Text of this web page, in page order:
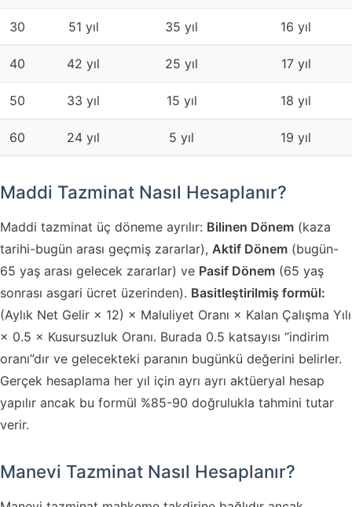
30 51 yıl 35 yıl 16 yıl
40 42 yıl 25 yıl 17 yıl
50 33 yıl 15 yıl 18 yıl
60 24 yıl 5 yıl 19 yıl
Maddi Tazminat Nasıl Hesaplanır?
Maddi tazminat üç döneme ayrılır: Bilinen Dönem (kaza
tarihi-bugün arası geçmiş zararlar), Aktif Dönem (bugün-
65 yaş arası gelecek zararlar) ve Pasif Dönem (65 yaş
sonrası asgari ücret üzerinden). Basitleştirilmiş formül:
(Aylık Net Gelir × 12) × Maluliyet Oranı × Kalan Çalışma Yılı
× 0.5 × Kusursuzluk Oranı. Burada 0.5 katsayısı “indirim
oranı”dır ve gelecekteki paranın bugünkü değerini belirler.
Gerçek hesaplama her yıl için ayrı ayrı aktüeryal hesap
yapılır ancak bu formül %85-90 doğrulukla tahmini tutar
verir.
Manevi Tazminat Nasıl Hesaplanır?